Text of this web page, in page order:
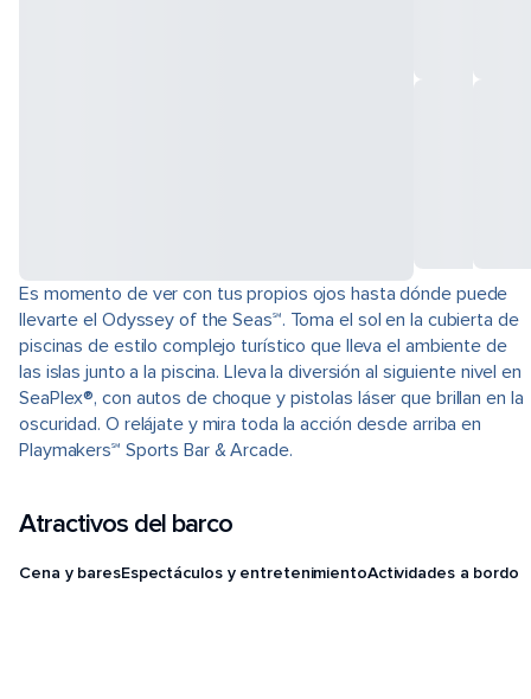
Es momento de ver con tus propios ojos hasta dónde puede
llevarte el Odyssey of the Seas℠. Toma el sol en la cubierta de
piscinas de estilo complejo turístico que lleva el ambiente de
las islas junto a la piscina. Lleva la diversión al siguiente nivel en
SeaPlex®, con autos de choque y pistolas láser que brillan en la
oscuridad. O relájate y mira toda la acción desde arriba en
Playmakers℠ Sports Bar & Arcade.
Atractivos del barco
Cena y baresEspectáculos y entretenimientoActividades a bordo